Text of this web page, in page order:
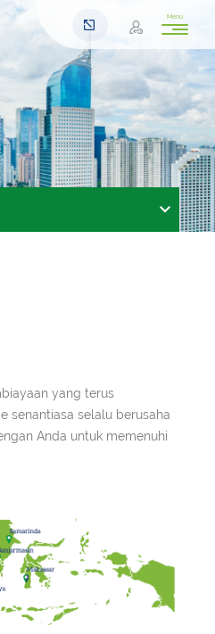
Menu
yang terus
senantiasa selalu berusaha
Anda untuk memenuhi